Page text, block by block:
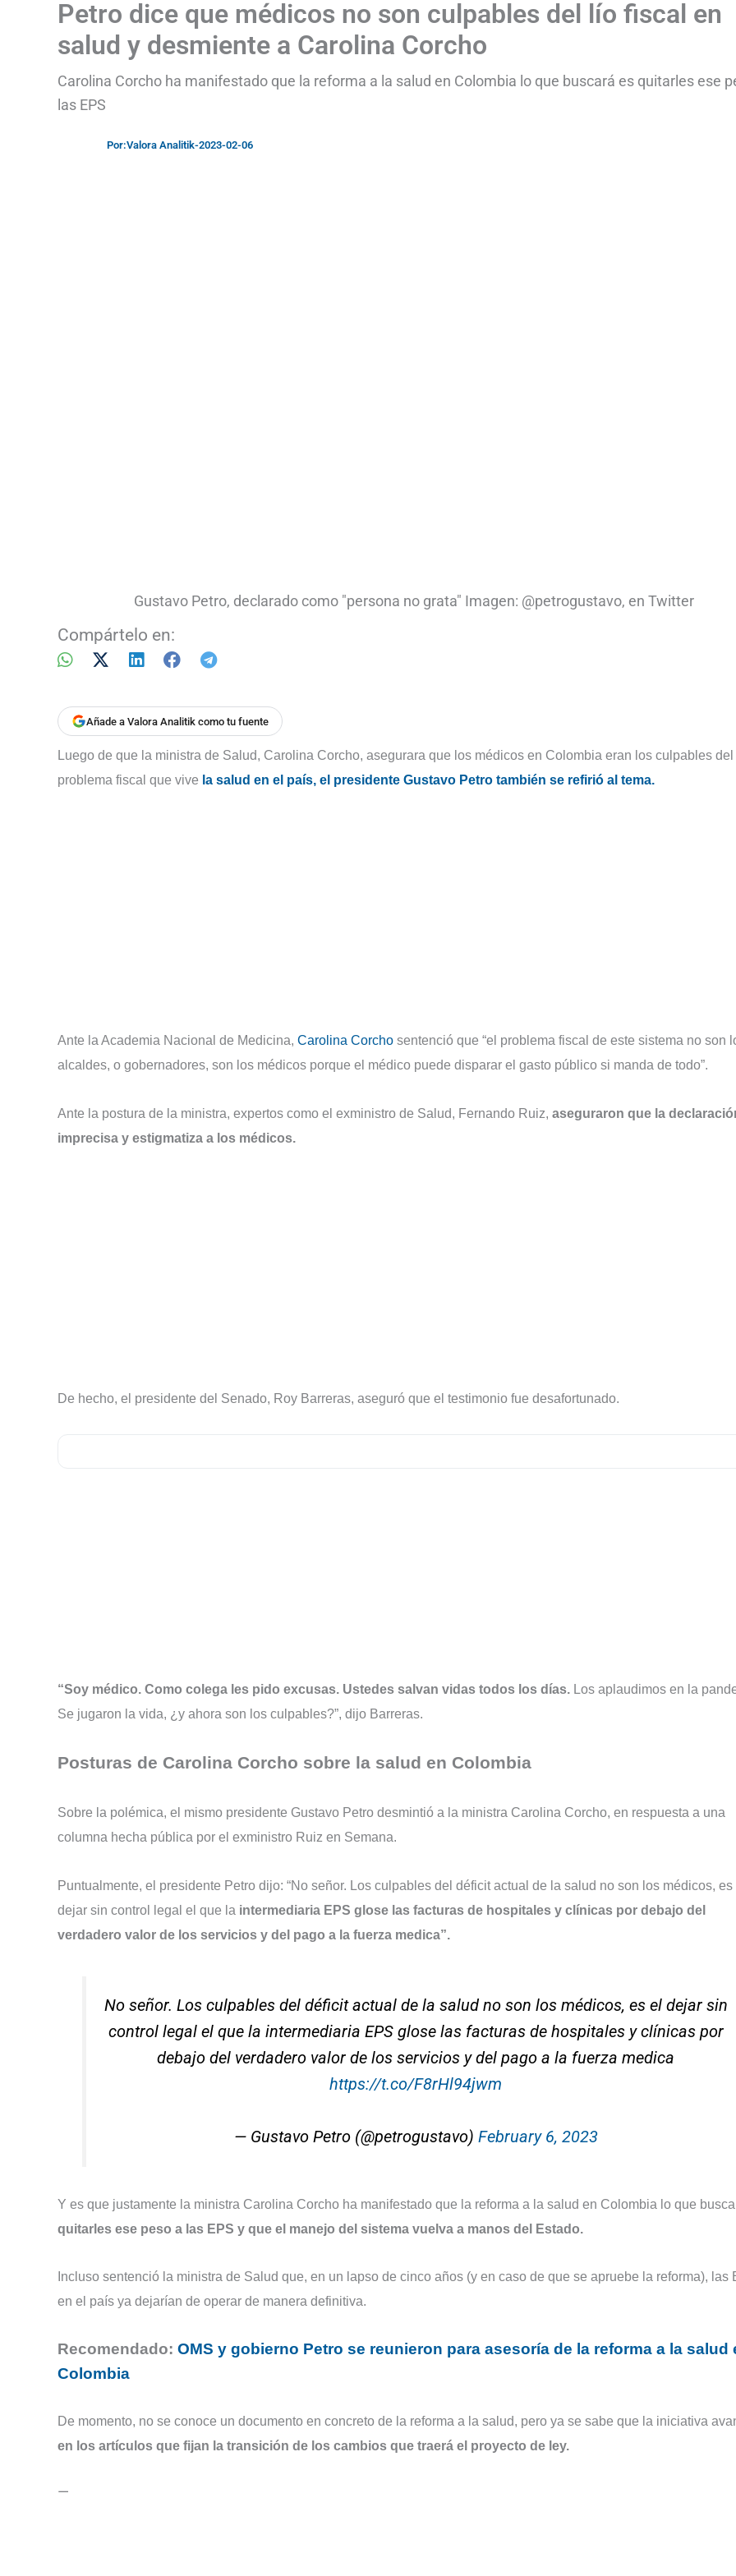
Petro dice que médicos no son culpables del lío fiscal en
salud y desmiente a Carolina Corcho
Carolina Corcho ha manifestado que la reforma a la salud en Colombia lo que buscará es quitarles ese
las EPS
Por:Valora Analitik-2023-02-06
Gustavo Petro, declarado como "persona no grata" Imagen: @petrogustavo, en Twitter
Compártelo en:
Añade a Valora Analitik como tu fuente
Luego de que la ministra de Salud, Carolina Corcho, asegurara que los médicos en Colombia eran los culpables del
problema fiscal que vive la salud en el país, el presidente Gustavo Petro también se refirió al tema.
Ante la Academia Nacional de Medicina, Carolina Corcho sentenció que “el problema fiscal de este sistema no son
alcaldes, o gobernadores, son los médicos porque el médico puede disparar el gasto público si manda de todo”.
Ante la postura de la ministra, expertos como el exministro de Salud, Fernando Ruiz, aseguraron que la
imprecisa y estigmatiza a los médicos.
De hecho, el presidente del Senado, Roy Barreras, aseguró que el testimonio fue desafortunado.
“Soy médico. Como colega les pido excusas. Ustedes salvan vidas todos los días. Los aplaudimos en la
Se jugaron la vida, ¿y ahora son los culpables?”, dijo Barreras.
Posturas de Carolina Corcho sobre la salud en Colombia
Sobre la polémica, el mismo presidente Gustavo Petro desmintió a la ministra Carolina Corcho, en respuesta a una
columna hecha pública por el exministro Ruiz en Semana.
Puntualmente, el presidente Petro dijo: “No señor. Los culpables del déficit actual de la salud no son los médicos, es
dejar sin control legal el que la intermediaria EPS glose las facturas de hospitales y clínicas por debajo del
verdadero valor de los servicios y del pago a la fuerza medica”.
No señor. Los culpables del déficit actual de la salud no son los médicos, es el dejar sin
control legal el que la intermediaria EPS glose las facturas de hospitales y clínicas por
debajo del verdadero valor de los servicios y del pago a la fuerza medica
https://t.co/F8rHl94jwm
— Gustavo Petro (@petrogustavo) February 6, 2023
Y es que justamente la ministra Carolina Corcho ha manifestado que la reforma a la salud en Colombia lo que
quitarles ese peso a las EPS y que el manejo del sistema vuelva a manos del Estado.
Incluso sentenció la ministra de Salud que, en un lapso de cinco años (y en caso de que se apruebe la reforma), las
en el país ya dejarían de operar de manera definitiva.
Recomendado: OMS y gobierno Petro se reunieron para asesoría de la reforma a la salud
Colombia
De momento, no se conoce un documento en concreto de la reforma a la salud, pero ya se sabe que la iniciativa
en los artículos que fijan la transición de los cambios que traerá el proyecto de ley.
—